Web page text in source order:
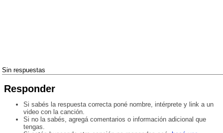
Sin respuestas
Responder
Si sabés la respuesta correcta poné nombre, intérprete y link a un
video con la canción.
Si no la sabés, agregá comentarios o información adicional que
tengas.